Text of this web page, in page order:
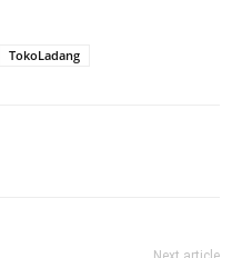
TokoLadang